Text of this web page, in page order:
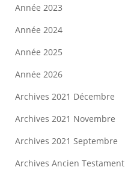
Année 2023
Année 2024
Année 2025
Année 2026
Archives 2021 Décembre
Archives 2021 Novembre
Archives 2021 Septembre
Archives Ancien Testament